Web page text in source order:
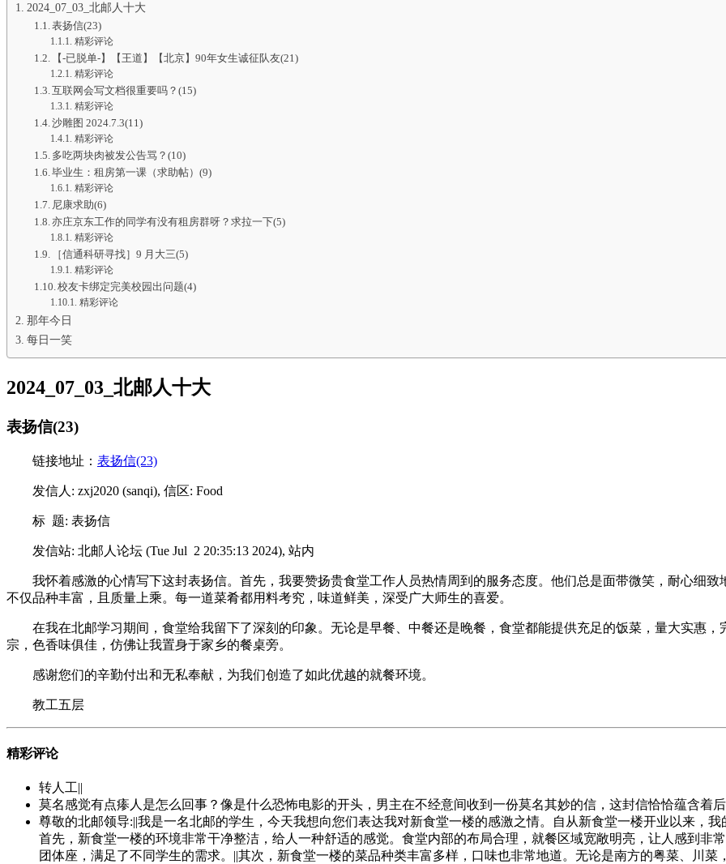
2024_07_03_北邮人十大
表扬信(23)
精彩评论
【-已脱单-】【王道】【北京】90年女生诚征队友(21)
精彩评论
互联网会写文档很重要吗？(15)
精彩评论
沙雕图 2024.7.3(11)
精彩评论
多吃两块肉被发公告骂？(10)
毕业生：租房第一课（求助帖）(9)
精彩评论
尼康求助(6)
亦庄京东工作的同学有没有租房群呀？求拉一下(5)
精彩评论
［信通科研寻找］9 月大三(5)
精彩评论
校友卡绑定完美校园出问题(4)
精彩评论
那年今日
每日一笑
2024_07_03_北邮人十大
表扬信(23)
链接地址： 表扬信(23)
发信人: zxj2020 (sanqi), 信区: Food
标 题: 表扬信
发信站: 北邮人论坛 (Tue Jul 2 20:35:13 2024), 站内
我怀着感激的心情写下这封表扬信。首先，我要赞扬贵食堂工作人员热情周到的服务态度。他们总是面带微笑，耐心细
不仅品种丰富，且质量上乘。每一道菜肴都用料考究，味道鲜美，深受广大师生的喜爱。
在我在北邮学习期间，食堂给我留下了深刻的印象。无论是早餐、中餐还是晚餐，食堂都能提供充足的饭菜，量大实惠
宗，色香味俱佳，仿佛让我置身于家乡的餐桌旁。
感谢您们的辛勤付出和无私奉献，为我们创造了如此优越的就餐环境。
教工五层
精彩评论
转人工||
莫名感觉有点瘆人是怎么回事？像是什么恐怖电影的开头，男主在不经意间收到一份莫名其妙的信，这封信恰恰蕴含着
尊敬的北邮领导:||我是一名北邮的学生，今天我想向您们表达我对新食堂一楼的感激之情。自从新食堂一楼开业以来，
首先，新食堂一楼的环境非常干净整洁，给人一种舒适的感觉。食堂内部的布局合理，就餐区域宽敞明亮，让人感到非
团体座，满足了不同学生的需求。||其次，新食堂一楼的菜品种类丰富多样，口味也非常地道。无论是南方的粤菜、川